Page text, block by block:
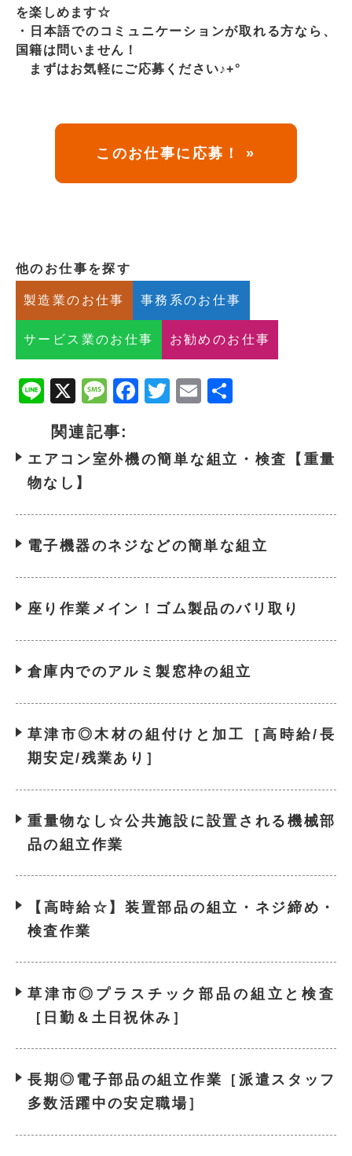
を楽しめます☆
・日本語でのコミュニケーションが取れる方なら、
国籍は問いません！
まずはお気軽にご応募ください♪+°
このお仕事に応募！ »
他のお仕事を探す
製造業のお仕事 事務系のお仕事
サービス業のお仕事 お勧めのお仕事
Line
X Message
Facebook
Twitter
Email
関連記事:
エアコン室外機の簡単な組立・検査【重量
物なし】
電子機器のネジなどの簡単な組立
座り作業メイン！ゴム製品のバリ取り
倉庫内でのアルミ製窓枠の組立
草津市◎木材の組付けと加工［高時給/長
期安定/残業あり］
重量物なし☆公共施設に設置される機械部
品の組立作業
【高時給☆】装置部品の組立・ネジ締め・
検査作業
草津市◎プラスチック部品の組立と検査
［日勤＆土日祝休み］
長期◎電子部品の組立作業［派遣スタッフ
多数活躍中の安定職場］